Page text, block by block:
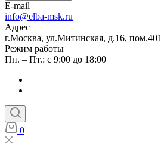
E-mail
info@elba-msk.ru
Адрес
г.Москва, ул.Митинская, д.16, пом.401
Режим работы
Пн. – Пт.: с 9:00 до 18:00
0